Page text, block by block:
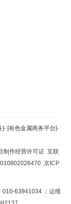
]- [有色金属商务平台]-
制作经营许可证 互联
京ICP
010-63941034 ；运维